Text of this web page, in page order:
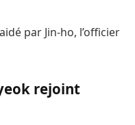
par Jin-ho, l’officier
rejoint